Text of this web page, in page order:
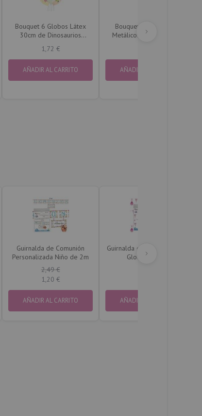
Bouquet 6 Globos Látex
30cm de Dinosaurios
1,72 €
AÑADIR AL CARRITO
Bouquet 5 Globos Foil
Metálicos DECO TIKTOK
AÑADIR AL CARRITO
Guirnalda de Comunión
Personalizada Niño de 2m
2,49 €
1,20 €
AÑADIR AL CARRITO
Guirnalda de Unicornios con
Globos de 2m
AÑADIR AL CARRITO